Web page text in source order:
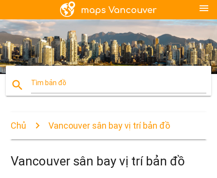
menu
search Tìm bản đồ
Chủ Vancouver sân bay vị trí bản đồ
Vancouver sân bay vị trí bản đồ